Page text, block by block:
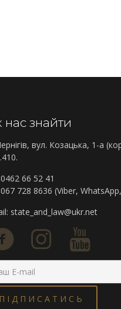
нас знайти
вул. Козацька, 1-а
66 52 41
728 8636 (Viber,
state_and_law@ukr.net